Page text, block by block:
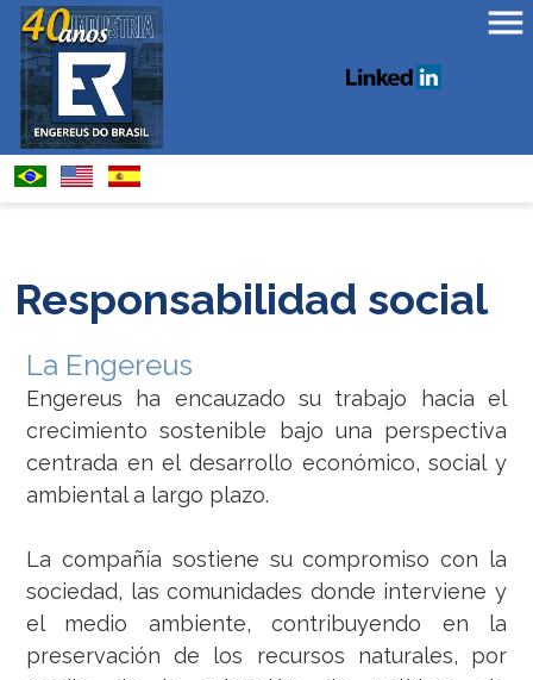
Responsabilidad social
La Engereus
Engereus ha encauzado su trabajo hacia el
crecimiento sostenible bajo una perspectiva
centrada en el desarrollo económico, social y
ambiental a largo plazo.
La compañía sostiene su compromiso con la
sociedad, las comunidades donde interviene y
el medio ambiente, contribuyendo en la
preservación de los recursos naturales, por